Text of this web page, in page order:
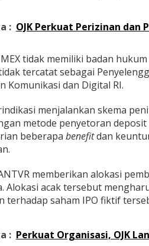
: OJK Perkuat Perizinan dan
tidak memiliki badan
tercatat sebagai
Komunikasi dan Digital RI.
menjalankan skema
metode penyetoran
beberapa benefitdan
memberikan alokasi
Alokasi acak tersebut
terhadap saham IPO fiktif
: Perkuat Organisasi, OJK